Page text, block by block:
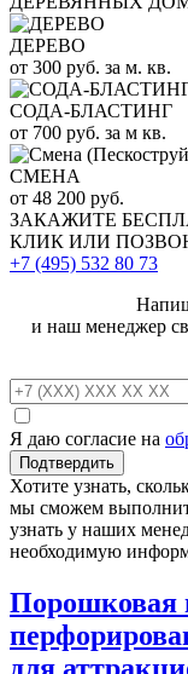
ДЕРЕВО
от 300 руб. за м. кв.
СОДА-БЛАСТИНГ
от 700 руб. за м кв.
СМЕНА
от 48 200 руб.
ЗАКАЖИТЕ
КЛИК ИЛИ
+7 (495) 532 80 73
и наш менеджер
Я даю согласие на
Хотите узнать,
мы сможем
узнать у наших
необходимую
Порошковая
для